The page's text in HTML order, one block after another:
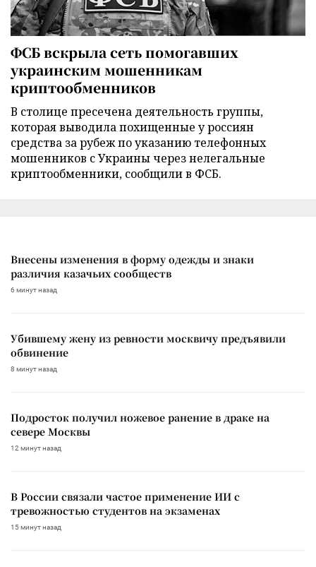
ФСБ вскрыла сеть помогавших
украинским мошенникам
криптообменников
В столице пресечена деятельность группы,
которая выводила похищенные у россиян
средства за рубеж по указанию телефонных
мошенников с Украины через нелегальные
криптообменники, сообщили в ФСБ.
Внесены изменения в форму одежды и знаки
различия казачьих сообществ
6 минут назад
Убившему жену из ревности москвичу предъявили
обвинение
8 минут назад
Подросток получил ножевое ранение в драке на
севере Москвы
12 минут назад
В России связали частое применение ИИ с
тревожностью студентов на экзаменах
15 минут назад